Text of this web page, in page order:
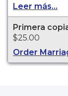
Leer más...
Primera
$25.00
Order